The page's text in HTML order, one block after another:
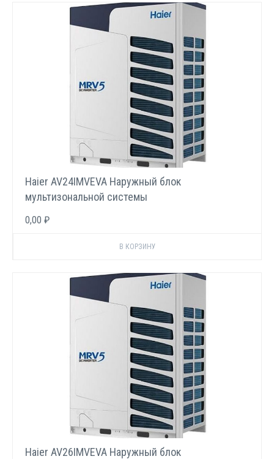
Haier AV24IMVEVA Наружный блок
мультизональной системы
0,00 ₽
Haier AV26IMVEVA Наружный блок